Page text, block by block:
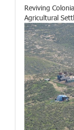
Reviving
Agricultural